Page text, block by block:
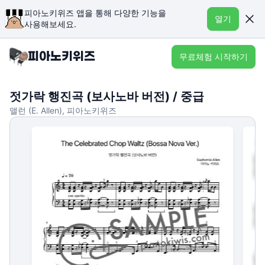
피아노키위즈 앱을 통해 다양한 기능을
사용해보세요.
열기
무료체험 시작하기
젓가락 행진곡 (보사노바 버전) / 중급
앨런 (E. Allen), 피아노키위즈